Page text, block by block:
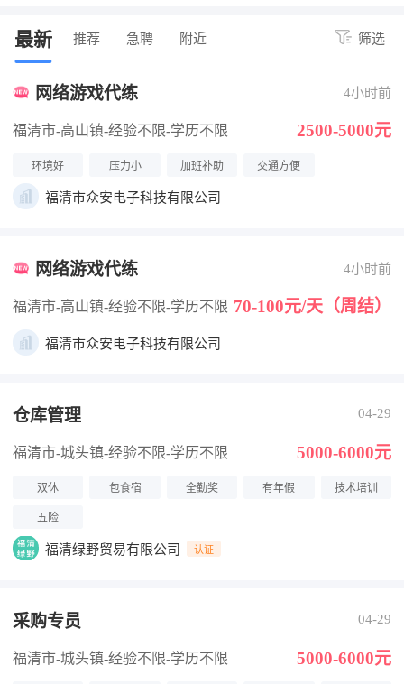
最新 推荐 急聘 附近 筛选
网络游戏代练 4小时前
福清市-高山镇-经验不限-学历不限 2500-5000元
环境好 压力小 加班补助 交通方便
福清市众安电子科技有限公司
网络游戏代练 4小时前
福清市-高山镇-经验不限-学历不限 70-100元/天（周结）
福清市众安电子科技有限公司
仓库管理 04-29
福清市-城头镇-经验不限-学历不限 5000-6000元
双休 包食宿 全勤奖 有年假 技术培训
五险
福清绿野贸易有限公司 认证
采购专员 04-29
福清市-城头镇-经验不限-学历不限 5000-6000元